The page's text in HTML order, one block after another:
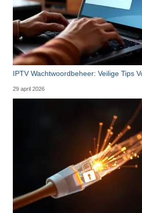
IPTV Wachtwoordbeheer: Veilige Tips
29 april 2026